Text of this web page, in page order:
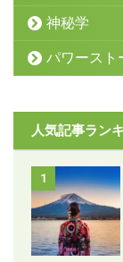
神秘学
パワースト
人気記事ラン
1